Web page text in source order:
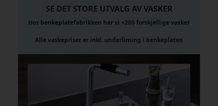
SE DET STORE UTVALG AV VASKER
Hos benkeplatefabrikken har vi +200 forskjellige vasker
Alle vaskepriser er inkl. underliming i benkeplaten